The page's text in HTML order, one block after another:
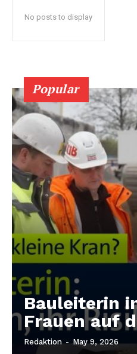
No posts to display
Popular
Bauleiterin
Frauen auf
Redaktion - May 9, 2026